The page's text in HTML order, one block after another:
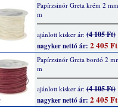
Papírzsinór Greta krém 2
m
ajánlott kisker ár:(4 105 Ft)
nagyker nettó ár: 2 405 Ft
Papírzsinór Greta bordó 2
m
ajánlott kisker ár:(4 105 Ft)
nagyker nettó ár: 2 405 Ft